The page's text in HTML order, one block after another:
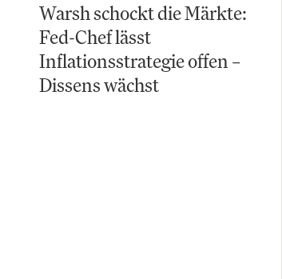
Warsh schockt die Märkte:
Fed-Chef lässt
Inflationsstrategie offen –
Dissens wächst